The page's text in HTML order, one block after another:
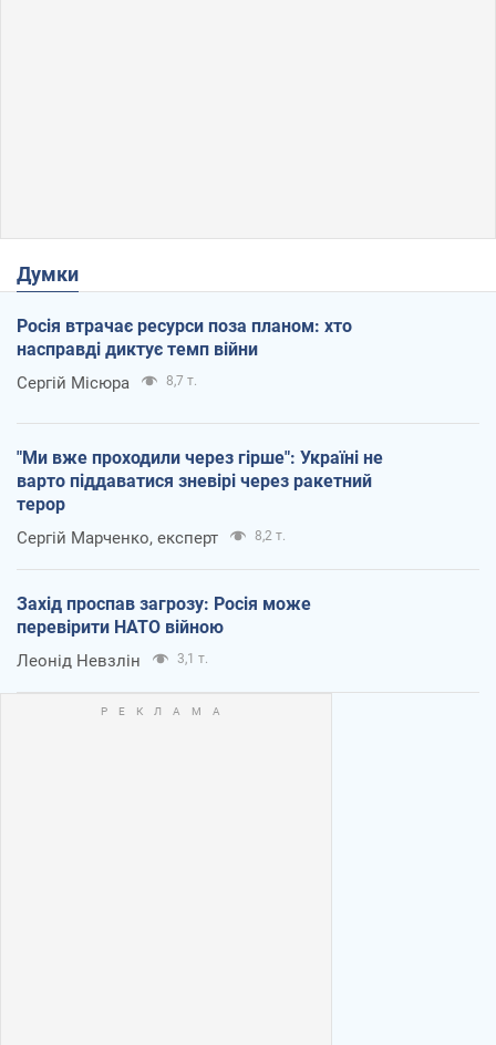
Думки
Росія втрачає ресурси поза планом: хто
насправді диктує темп війни
Сергій Місюра 8,7 т.
"Ми вже проходили через гірше": Україні не
варто піддаватися зневірі через ракетний
терор
Сергій Марченко, експерт 8,2 т.
Захід проспав загрозу: Росія може
перевірити НАТО війною
Леонід Невзлін 3,1 т.